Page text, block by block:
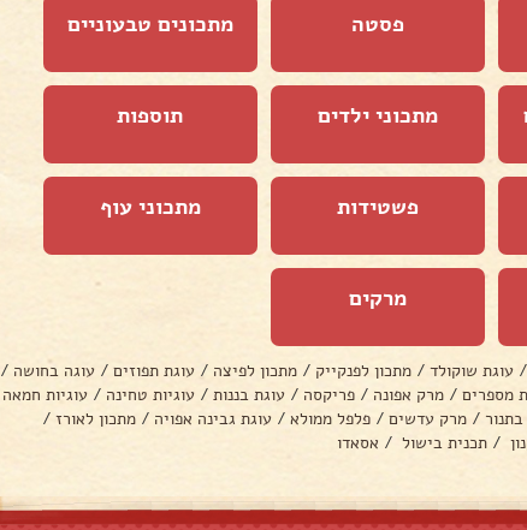
פסטה מתכונים טבעוניים
מתכוני ילדים תוספות
פשטידות מתכוני עוף
מרקים
/ עוגת שוקולד / מתכון לפנקייק / מתכון לפיצה / עוגת תפוזים / עוגה בחושה /
מספרים / מרק אפונה / פריקסה / עוגת בננות / עוגיות טחינה / עוגיות חמאה
/ מרק עדשים / פלפל ממולא / עוגת גבינה אפויה / מתכון לאורז /
/ תכנית בישול / אסאדו